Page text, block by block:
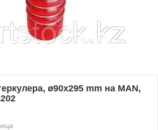
ø90x295 mm на MAN,